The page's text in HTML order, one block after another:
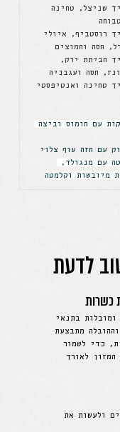
שניצל, טחינה
רוסטביף, איולי
חסה וחמוצים
חביתת ירק,
חסה ועגבניה
טחינה ואנטיפסטי
עם חומוס וביצה
עם חזה עוף צלוי
עם מנגולד,
מיובשות וקלמטה
לדעת
כשרות
בתנאי
מתבצעת
כדי לשמור
לאורך
ולעשות את